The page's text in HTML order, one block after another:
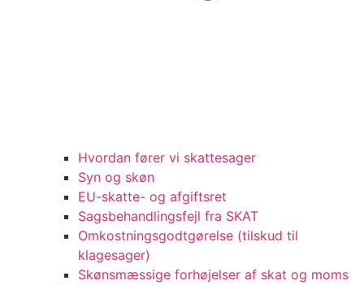
Hvordan fører vi skattesager
Syn og skøn
EU-skatte- og afgiftsret
Sagsbehandlingsfejl fra SKAT
Omkostningsgodtgørelse (tilskud til
klagesager)
Skønsmæssige forhøjelser af skat og moms